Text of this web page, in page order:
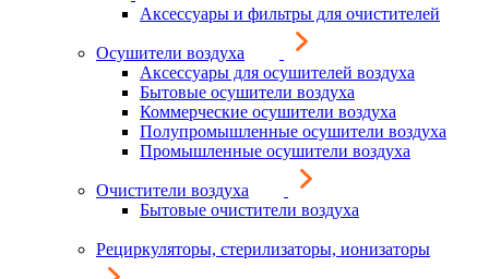
Аксессуары и фильтры для очистителей
Осушители воздуха
Аксессуары для осушителей воздуха
Бытовые осушители воздуха
Коммерческие осушители воздуха
Полупромышленные осушители воздуха
Промышленные осушители воздуха
Очистители воздуха
Бытовые очистители воздуха
Рециркуляторы, стерилизаторы, ионизаторы